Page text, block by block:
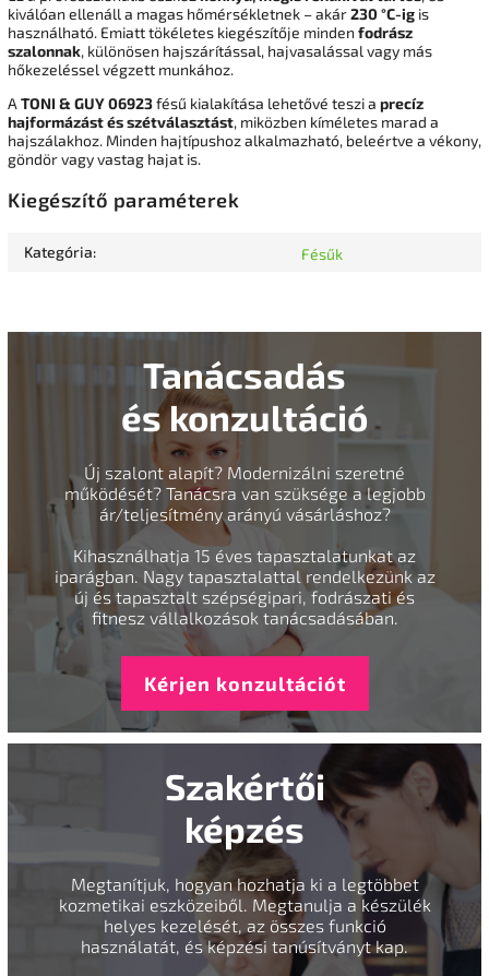
kiválóan ellenáll a magas hőmérsékletnek – akár230 °C-ig is
használható. Emiatt tökéletes kiegészítője minden fodrász
szalonnak, különösen hajszárítással, hajvasalással vagy más
hőkezeléssel végzett munkához.
A TONI & GUY 06923fésű kialakítása lehetővé teszi a precíz
hajformázást és szétválasztást, miközben kíméletes marad a
hajszálakhoz. Minden hajtípushoz alkalmazható, beleértve a vékony,
göndör vagy vastag hajat is.
Kiegészítő paraméterek
Kategória: Fésűk
Tanácsadás
és konzultáció
Új szalont alapít? Modernizálni szeretné
működését? Tanácsra van szüksége a legjobb
ár/teljesítmény arányú vásárláshoz?
Kihasználhatja 15 éves tapasztalatunkat az
iparágban. Nagy tapasztalattal rendelkezünk az
új és tapasztalt szépségipari, fodrászati és
fitnesz vállalkozások tanácsadásában.
Kérjen konzultációt
Szakértői
képzés
Megtanítjuk, hogyan hozhatja ki a legtöbbet
kozmetikai eszközeiből. Megtanulja a készülék
helyes kezelését, az összes funkció
használatát, és képzési tanúsítványt kap.